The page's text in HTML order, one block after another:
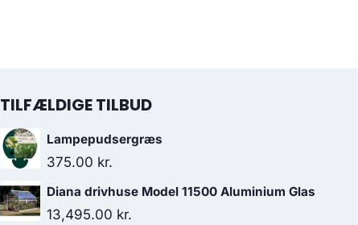
TILFÆLDIGE TILBUD
Lampepudsergræs
375.00 kr.
Diana drivhuse Model 11500 Aluminium Glas
13,495.00 kr.